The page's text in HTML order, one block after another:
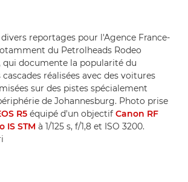
reportages pour l'Agence France-
du Petrolheads Rodeo
qui documente la popularité du
cascades réalisées avec des voitures
sur des pistes spécialement
de Johannesburg. Photo prise
R5 équipé d'un objectif Canon RF
IS STM à 1/125 s, f/1,8 et ISO 3200.